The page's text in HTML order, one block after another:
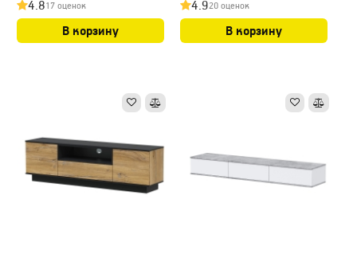
4.817 оценок
В корзину
4.920 оценок
В корзину